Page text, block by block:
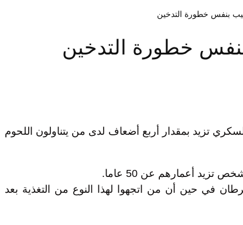
بنفس خطورة التدخين
خطورة التدخين
تزيد بمقدار أربع أضعاف لدى من يتناولون اللحوم
أعمارهم عن 50 عاما.
في حين أن من اتجهوا لهذا النوع من التغذية بعد